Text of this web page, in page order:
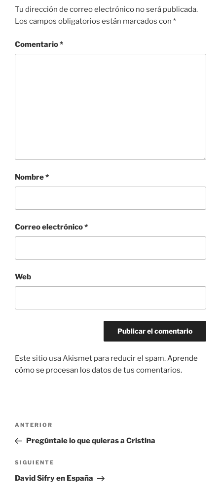
Tu dirección de correo electrónico no será publicada.
Los campos obligatorios están marcados con *
Comentario*
Nombre*
Correo electrónico*
Web
Este sitio usa Akismet para reducir el spam.Aprende
cómo se procesan los datos de tus comentarios.
Navegación
entradas
Entrada
anterior:
ANTERIOR
Pregúntale lo que quieras a Cristina
Siguiente
entrada
SIGUIENTE
David Sifry en España